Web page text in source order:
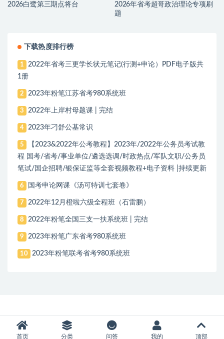
2026白鹭第三期点将台
2026年省考超哥政治理论专项刷
题
下载热度排行榜
1
2022年省考三更学长状元笔记(行测+申论）PDF电子版共
1册
2 2023年粉笔江苏省考980系统班
3 2022年上岸村母题课 | 完结
4 2023年刁舒公基常识
5
【2023&2022年公考教程】2023年/2022年公务员考试教
程 国考/省考/事业单位/遴选选调/时政热点/军队文职/公务员
笔试/国企招聘/银保证监等全套视频教程+电子资料 |持续更新
6 国考申论网课《汤可特训七套卷》
7 2022年12月橙啦六级全程班（石雷鹏）
8 2022年粉笔全国三支一扶系统班 | 完结
9 2023年粉笔广东省考980系统班
10 2023年粉笔联考省考980系统班
首页 分类 问答 我的 顶部